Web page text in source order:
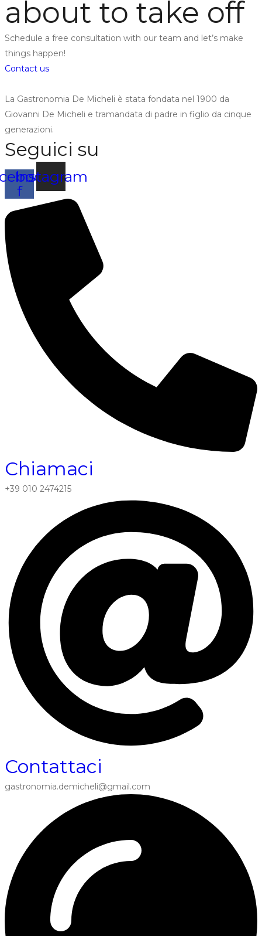
about to take off
Schedule a free consultation with our team and let’s make
things happen!
Contact us
La Gastronomia De Micheli è stata fondata nel 1900 da
Giovanni De Micheli e tramandata di padre in figlio da cinque
generazioni.
Seguici su
f
Instagram
Chiamaci
+39 010 2474215
Contattaci
gastronomia.demicheli@gmail.com